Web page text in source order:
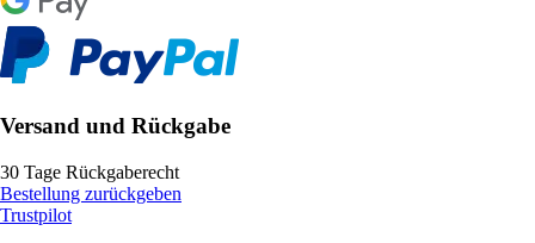
Versand und Rückgabe
30 Tage Rückgaberecht
Bestellung zurückgeben
Trustpilot